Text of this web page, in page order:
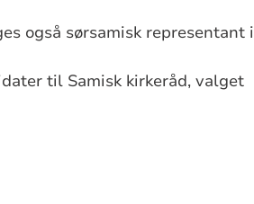
også sørsamisk representant i
til Samisk kirkeråd, valget